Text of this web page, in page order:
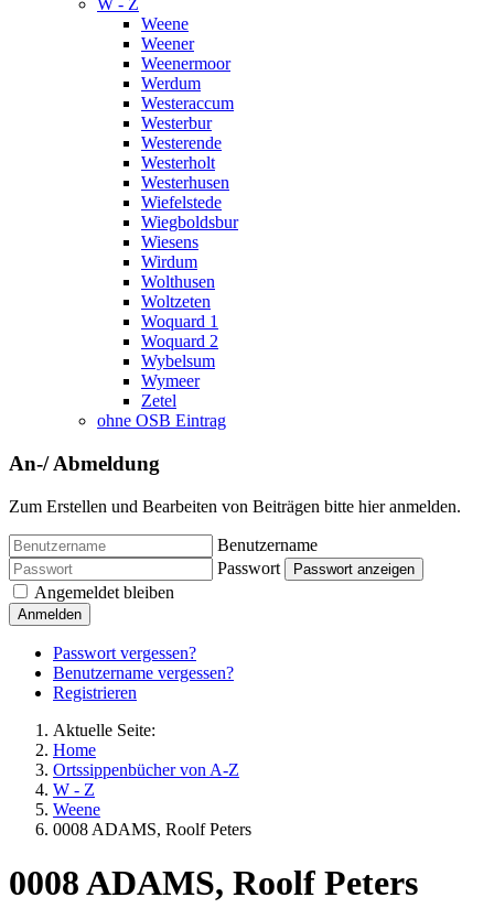
W - Z
Weene
Weener
Weenermoor
Werdum
Westeraccum
Westerbur
Westerende
Westerholt
Westerhusen
Wiefelstede
Wiegboldsbur
Wiesens
Wirdum
Wolthusen
Woltzeten
Woquard 1
Woquard 2
Wybelsum
Wymeer
Zetel
ohne OSB Eintrag
An-/ Abmeldung
Zum Erstellen und Bearbeiten von Beiträgen bitte hier anmelden.
Benutzername
Passwort
Passwort anzeigen
Angemeldet bleiben
Anmelden
Passwort vergessen?
Benutzername vergessen?
Registrieren
Aktuelle Seite:
Home
Ortssippenbücher von A-Z
W - Z
Weene
0008 ADAMS, Roolf Peters
0008 ADAMS, Roolf Peters